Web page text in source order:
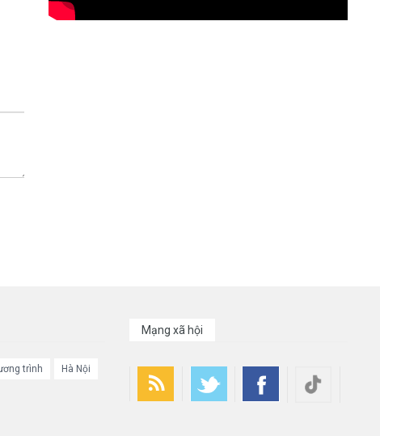
trình Hà Nội
Mạng xã hội